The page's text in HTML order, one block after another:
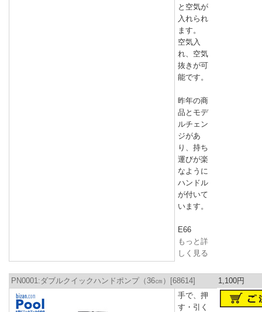
と空気が
入れられ
ます。
空気入
れ、空気
抜きが可
能です。
昨年の商
品とモデ
ルチェン
ジがあ
り、持ち
運びが楽
なように
ハンドル
が付いて
います。
E66
もっと詳
しく見る
PN0001:ダブルクイックハンドポンプ（36㎝）[68614]
1,100円
手で、押
す・引く